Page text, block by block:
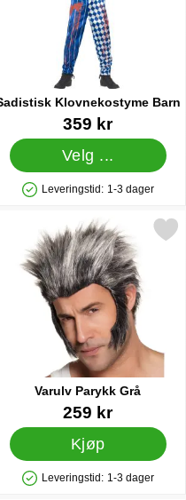
Klovnekostyme Barn
11792
359 kr
Velg ...
Produkttilgjengelighet: På lager
Leveringstid: 1-3 dager
som favoritt
Varulv Parykk Grå
15590
259 kr
Kjøp
Produkttilgjengelighet: På lager
Leveringstid: 1-3 dager
Merk varulv Parykk